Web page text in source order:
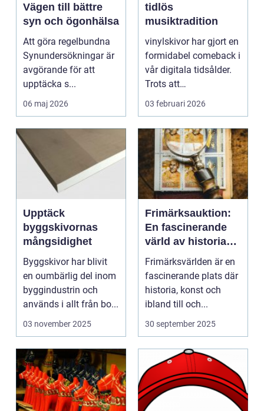
Vägen till bättre
syn och ögonhälsa
Att göra regelbundna
Synundersökningar är
avgörande för att
upptäcka s...
06 maj 2026
tidlös
musiktradition
vinylskivor har gjort en
formidabel comeback i
vår digitala tidsålder.
Trots att
musikstreaming är m...
03 februari 2026
Upptäck
byggskivornas
mångsidighet
Byggskivor har blivit
en oumbärlig del inom
byggindustrin och
används i allt från bo...
03 november 2025
Frimärksauktion:
En fascinerande
värld av historia
och samlande
Frimärksvärlden är en
fascinerande plats där
historia, konst och
ibland till och...
30 september 2025